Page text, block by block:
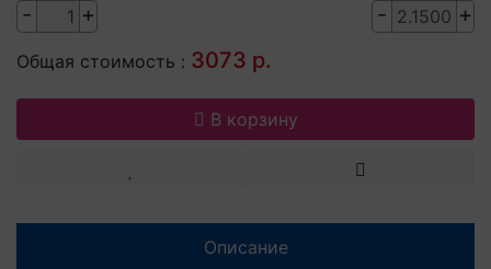
- + - +
Общая стоимость : 3073 р.
В корзину
Описание